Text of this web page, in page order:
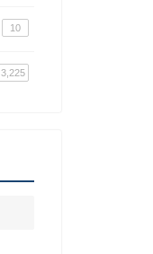
10
3,225